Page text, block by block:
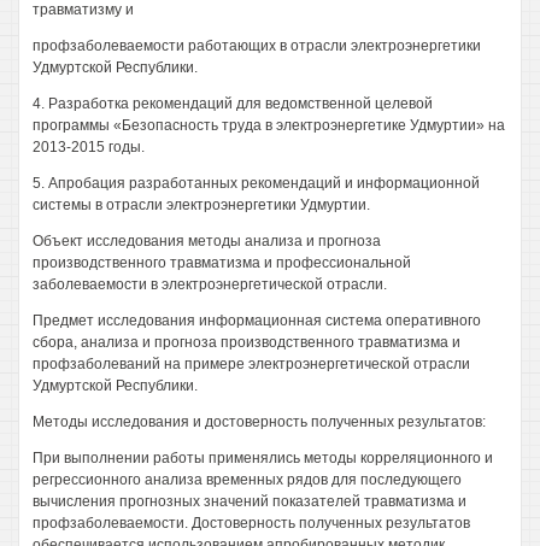
травматизму и
профзаболеваемости работающих в отрасли электроэнергетики
Удмуртской Республики.
4. Разработка рекомендаций для ведомственной целевой
программы «Безопасность труда в электроэнергетике Удмуртии» на
2013-2015 годы.
5. Апробация разработанных рекомендаций и информационной
системы в отрасли электроэнергетики Удмуртии.
Объект исследования методы анализа и прогноза
производственного травматизма и профессиональной
заболеваемости в электроэнергетической отрасли.
Предмет исследования информационная система оперативного
сбора, анализа и прогноза производственного травматизма и
профзаболеваний на примере электроэнергетической отрасли
Удмуртской Республики.
Методы исследования и достоверность полученных результатов:
При выполнении работы применялись методы корреляционного и
регрессионного анализа временных рядов для последующего
вычисления прогнозных значений показателей травматизма и
профзаболеваемости. Достоверность полученных результатов